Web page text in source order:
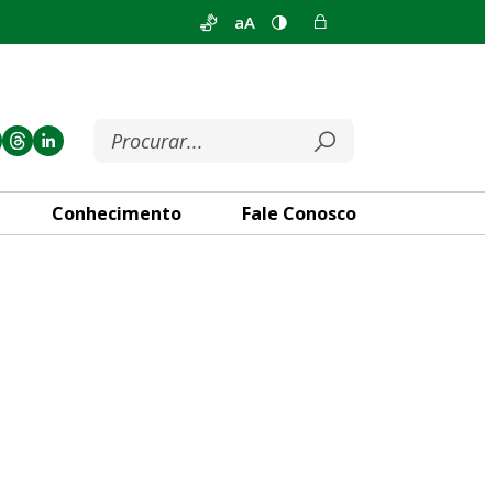
aA
Conhecimento Fale Conosco